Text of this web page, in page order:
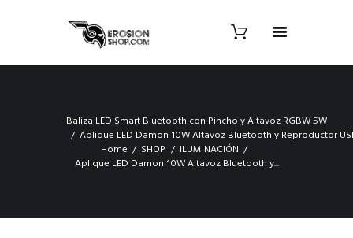
Baliza LED Smart Bluetooth con Pincho y Altavoz RGBW 5W
Aplique LED Damon 10W Altavoz Bluetooth y Reproductor
Home
SHOP
ILUMINACIÓN
Aplique LED Damon 10W Altavoz Bluetooth y...